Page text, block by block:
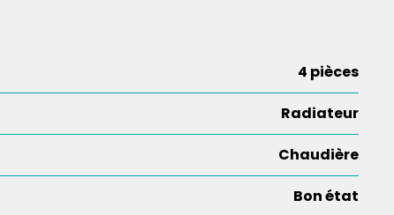
4 pièces
Radiateur
Chaudière
Bon état